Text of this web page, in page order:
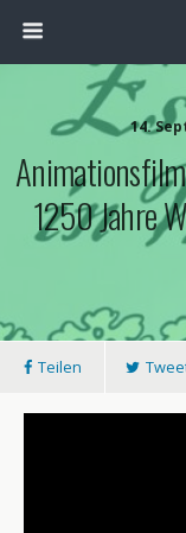
14.
1250 Jahre
Teilen